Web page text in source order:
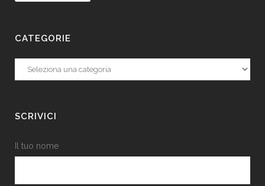
CATEGORIE
Categorie
SCRIVICI
Il tuo nome